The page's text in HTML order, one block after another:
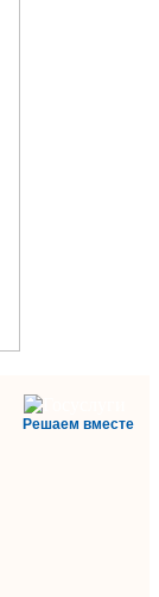
Решаем вместе